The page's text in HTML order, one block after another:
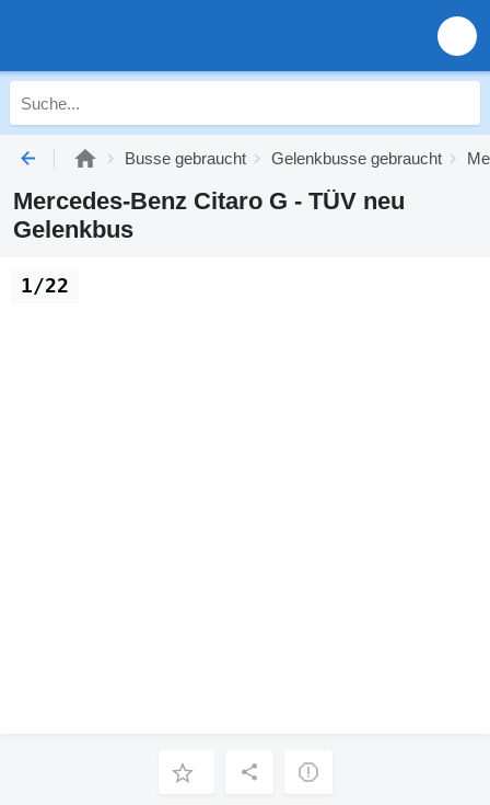
Busse gebraucht Gelenkbusse gebraucht
Mercedes-Benz Citaro G - TÜV neu
Gelenkbus
1/22